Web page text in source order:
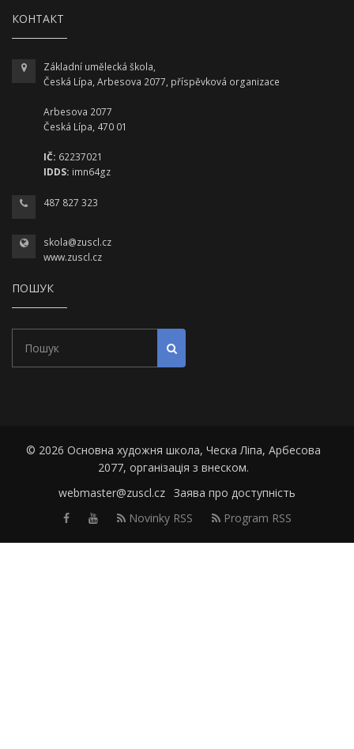
КОНТАКТ
Základní umělecká škola,
Česká Lípa, Arbesova 2077, příspěvková organizace
Arbesova 2077
Česká Lípa, 470 01
IČ: 62237021
IDDS: imn64gz
487 827 323
skola@zuscl.cz
www.zuscl.cz
ПОШУК
Почати пошук
© 2026 Основна художня школа, Ческа Ліпа, Арбесова
2077, організація з внеском.
webmaster@zuscl.cz Заява про доступність
FacebookYoutubeNovinky RSS Program RSS